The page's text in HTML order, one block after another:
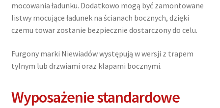
mocowania ładunku. Dodatkowo mogą być zamontowane
listwy mocujące ładunek na ścianach bocznych, dzięki
czemu towar zostanie bezpiecznie dostarczony do celu.
Furgony marki Niewiadów występują w wersji z trapem
tylnym lub drzwiami oraz klapami bocznymi.
Wyposażenie standardowe